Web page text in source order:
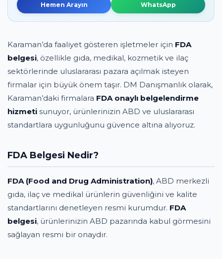
Hemen Arayın WhatsApp
Karaman’da faaliyet gösteren işletmeler için FDA
belgesi, özellikle gıda, medikal, kozmetik ve ilaç
sektörlerinde uluslararası pazara açılmak isteyen
firmalar için büyük önem taşır. DM Danışmanlık olarak,
Karaman’daki firmalara FDA onaylı belgelendirme
hizmeti sunuyor, ürünlerinizin ABD ve uluslararası
standartlara uygunluğunu güvence altına alıyoruz.
FDA Belgesi Nedir?
FDA (Food and Drug Administration), ABD merkezli
gıda, ilaç ve medikal ürünlerin güvenliğini ve kalite
standartlarını denetleyen resmi kurumdur. FDA
belgesi, ürünlerinizin ABD pazarında kabul görmesini
sağlayan resmi bir onaydır.